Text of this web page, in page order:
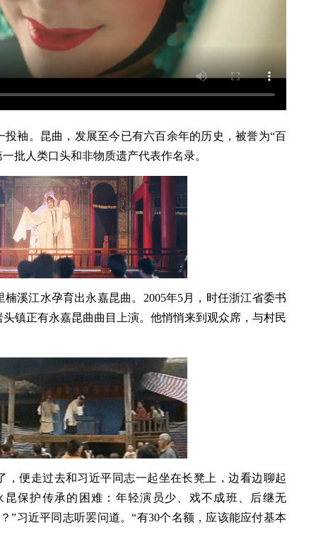
袖。昆曲，发展至今已有六百余年的历史，被誉为“百
批人类口头和非物质遗产代表作名录。
溪江水孕育出永嘉昆曲。2005年5月，时任浙江省委书
镇正有永嘉昆曲曲目上演。他悄悄来到观众席，与村民
，便走过去和习近平同志一起坐在长凳上，边看边聊起
保护传承的困难：年轻演员少、戏不成班、后继无
”习近平同志听罢问道。“有30个名额，应该能应付基本